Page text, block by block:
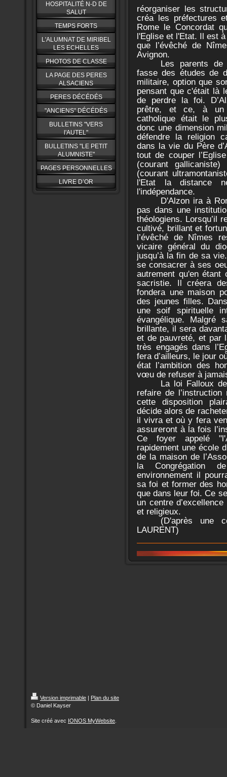
HOSPITALITÉ N-D DE
SALUT
TEMPS FORTS
L'ALUMNAT DE MIRIBEL
LES ECHELLES
PHOTOS DE CLASSE
LA PAGE DES PERES
ALSACIENS
PERES DÉCÉDÉS
"ANCIENS" DÉCÉDÉS
BULLETINS "VERS
l'AUTEL"
BULLETINS "LE PETIT
ALUMNISTE"
PAGES PERSONNELLES
LIVRE D’OR
réorganiser les
créa les préfectures
Rome le Concordat
l'Eglise et l'Etat. Il est
que l’évêché de
Avignon.
Les parents
fasse des études de
militaire, option que
pensant que c'était là
de perdre la foi.
prêtre, et ce, à un
catholique était le
donc une dimension
défendre la religion
dans la vie du Père
tout de couper
(courant
(courant
l'Etat la distance
l'indépendance.
D'Alzon ira à
pas dans une
théologiens. Lorsqu’il
cultivé, brillant et
l’évêché de Nîmes
vicaire général du
jusqu’à la fin de sa
se consacrer à ses
autrement qu'en
sacristie. Il créera
fondera une maison
des jeunes filles.
une soif spirituelle
évangélique. Malgré
brillante, il sera
et de pauvreté, et par
très engagés dans
fera d’ailleurs, le jour
état l’ambition des
vœu de refuser à
La loi Falloux
refaire de
cette disposition
décide alors de
il vivra et où y fera
assureront à la fois
Ce foyer appelé
rapidement une école
de la maison de
la Congrégation
environnement il
sa foi et former des
que dans leur foi. Ce
un centre
et religieux.
(D'après une
LAURENT)
Version imprimable | Plan du site
© Daniel Kayser
Site créé avec IONOS MyWebsite